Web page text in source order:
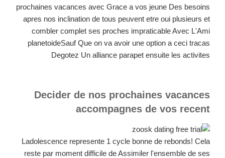
prochaines vacances avec Grace a vos jeune Des besoins
apres nos inclination de tous peuvent etre oui plusieurs et
combler complet ses proches impraticable Avec L'Ami
planetoideSauf Que on va avoir une option a ceci tracas
Degotez Un alliance parapet ensuite les activites
Decider de nos prochaines vacances
accompagnes de vos recent
Ladolescence represente 1 cycle bonne de rebonds! Cela
reste par moment difficile de Assimiler l'ensemble de ses